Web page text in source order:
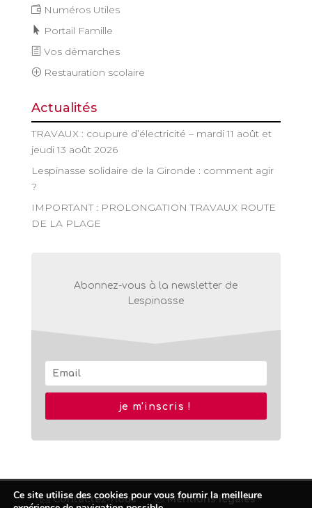
Numéros Utiles
Portail Famille
Vos démarches
Restauration scolaire
Actualités
TRAVAUX : coupure d’électricité – mardi 11 août et
jeudi 13 août 2026
Lespinasse solidaire de la Gironde : comment agir
?
IMPORTANT : PROLONGATION TRAVAUX ROUTE
DE LA PLAGE
Abonnez-vous à la newsletter de
Lespinasse
je m'inscris !
Contactez-nous Mentions légales
Ce site utilise des cookies pour vous fournir la meilleure